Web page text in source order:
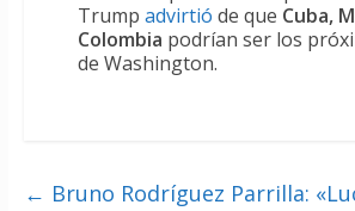
Trump advirtió de que Cuba,
Colombia podrían ser los
de Washington.
← Bruno Rodríguez Parrilla: